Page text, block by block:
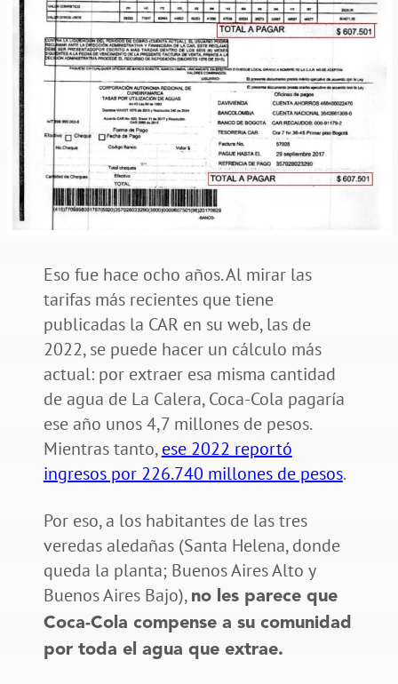
Eso fue hace ocho años. Al mirar las
tarifas más recientes que tiene
publicadas la CAR en su web, las de
2022, se puede hacer un cálculo más
actual: por extraer esa misma cantidad
de agua de La Calera, Coca-Cola pagaría
ese año unos 4,7 millones de pesos.
Mientras tanto,ese 2022 reportó
ingresos por 226.740 millones de pesos.
Por eso, a los habitantes de las tres
veredas aledañas (Santa Helena, donde
queda la planta; Buenos Aires Alto y
Buenos Aires Bajo), no les parece que
Coca-Cola compense a su comunidad
por toda el agua que extrae.